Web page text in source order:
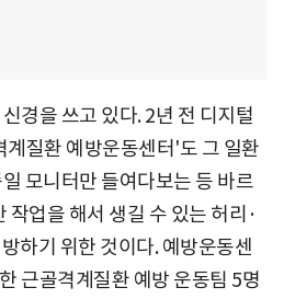
경을 쓰고 있다. 2년 전 디지털
질환 예방운동센터'도 그 일환
모니터만 들여다보는 등 바르
작업을 해서 생길 수 있는 허리·
하기 위한 것이다. 예방운동센
근골격계질환 예방 운동팀 5명